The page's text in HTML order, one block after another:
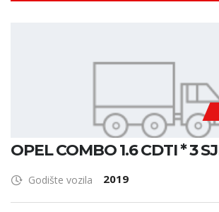
OPEL COMBO 1.6 CDTI * 3
Godište vozila 2019